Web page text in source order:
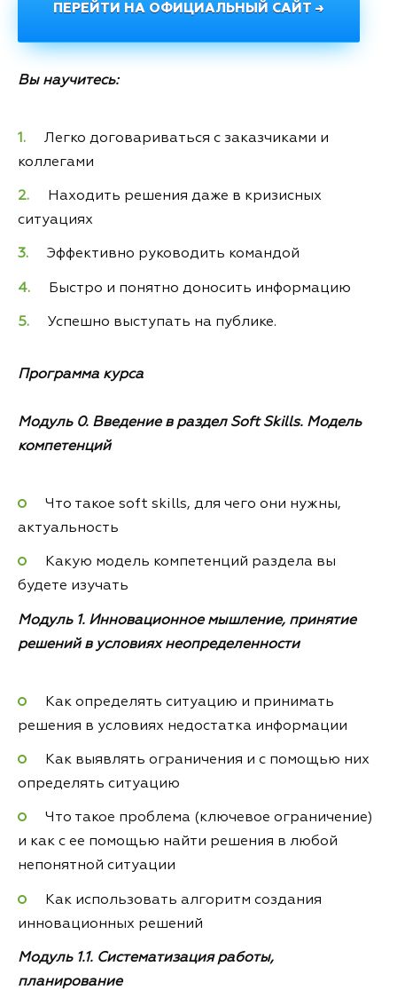
ПЕРЕЙТИ НА ОФИЦИАЛЬНЫЙ САЙТ →
Вы научитесь:
Легко договариваться с заказчиками и
коллегами
Находить решения даже в кризисных
ситуациях
Эффективно руководить командой
Быстро и понятно доносить информацию
Успешно выступать на публике.
Программа курса
Модуль 0. Введение в раздел Soft Skills. Модель
компетенций
Что такое soft skills, для чего они нужны,
актуальность
Какую модель компетенций раздела вы
будете изучать
Модуль 1. Инновационное мышление, принятие
решений в условиях неопределенности
Как определять ситуацию и принимать
решения в условиях недостатка информации
Как выявлять ограничения и с помощью них
определять ситуацию
Что такое проблема (ключевое ограничение)
и как с ее помощью найти решения в любой
непонятной ситуации
Как использовать алгоритм создания
инновационных решений
Модуль 1.1. Систематизация работы,
планирование